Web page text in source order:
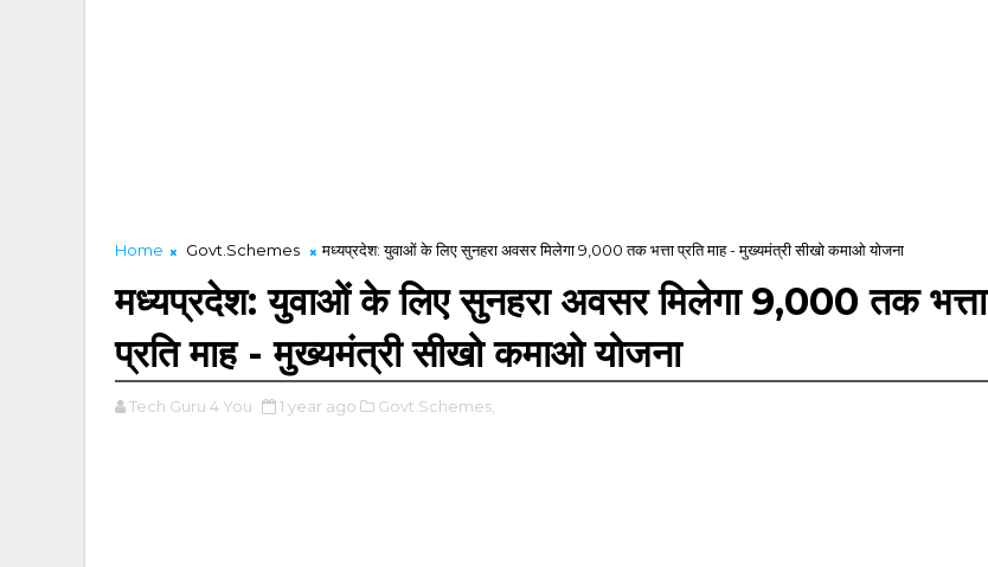
Home Govt.Schemes मध्यप्रदेश: युवाओं के लिए सुनहरा अवसर मिलेगा ₹9,000 तक भत्ता प्रति माह - मुख्यमंत्री सीखो कमाओ योजना
मध्यप्रदेश: युवाओं के लिए सुनहरा अवसर मिलेगा ₹9,000 तक भत्ता
प्रति माह - मुख्यमंत्री सीखो कमाओ योजना
Tech Guru 4 You 1 year ago Govt.Schemes,